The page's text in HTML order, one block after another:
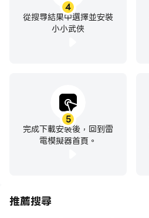
4
從搜尋結果中選擇並安裝
小小武俠
5
完成下載安裝後，回到雷
電模擬器首頁。
推薦搜尋